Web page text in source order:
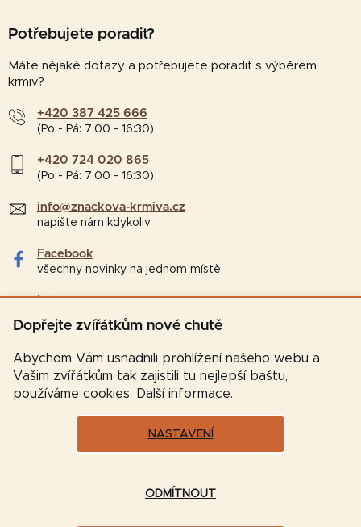
Dopřejte zvířátkům nové chutě
Abychom Vám usnadnili prohlížení našeho webu a
Vašim zvířátkům tak zajistili tu nejlepší baštu,
používáme cookies. Další informace.
NASTAVENÍ
ODMÍTNOUT
Potřebujete poradit?
Máte nějaké dotazy a potřebujete poradit s výběrem
krmiv?
+420 387 425 666
(Po - Pá: 7:00 - 16:30)
+420 724 020 865
(Po - Pá: 7:00 - 16:30)
info@znackova-krmiva.cz
napište nám kdykoliv
Facebook
všechny novinky na jednom místě
Instagram
tipy a zajímavosti pro chovatele
Vytvořil Shoptet